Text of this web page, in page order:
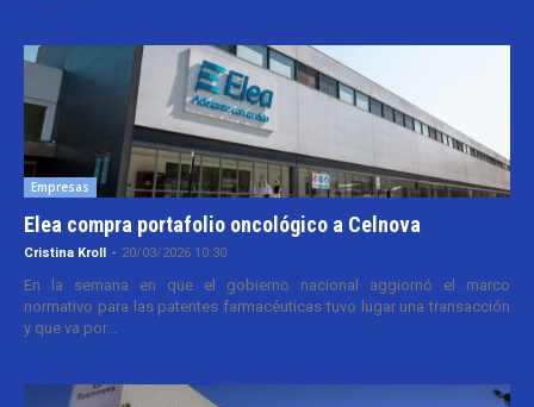
Empresas
Elea compra portafolio oncológico a Celnova
Cristina Kroll - 20/03/2026 10:30
En la semana en que el gobierno nacional aggiornó el marco
normativo para las patentes farmacéuticas tuvo lugar una transacción
y que va por...